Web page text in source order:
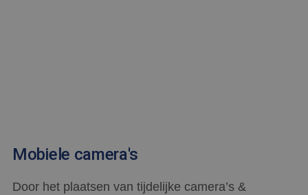
Mobiele camera's
Door het plaatsen van tijdelijke camera’s &